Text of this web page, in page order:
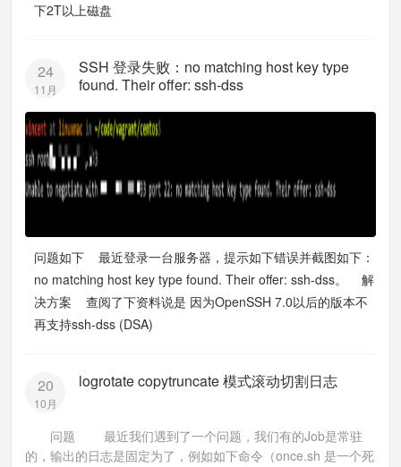
下2T以上磁盘
24
11月
SSH 登录失败：no matching host key type
found. Their offer: ssh-dss
问题如下 最近登录一台服务器，提示如下错误并截图如下：
no matching host key type found. Their offer: ssh-dss。 解
决方案 查阅了下资料说是 因为OpenSSH 7.0以后的版本不
再支持ssh-dss (DSA)
20
10月
logrotate copytruncate 模式滚动切割日志
问题 最近我们遇到了一个问题，我们有的Job是常驻
的，输出的日志是固定为了，例如如下命令（once.sh 是一个死